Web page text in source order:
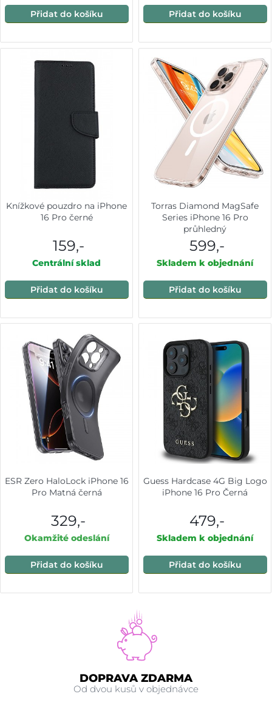
Přidat do košíku Přidat do košíku
Knížkové pouzdro na iPhone
16 Pro černé
159,-
Centrální sklad
Přidat do košíku
Torras Diamond MagSafe
Series iPhone 16 Pro
průhledný
599,-
Skladem k objednání
Přidat do košíku
ESR Zero HaloLock iPhone 16
Pro Matná černá
329,-
Okamžité odeslání
Přidat do košíku
Guess Hardcase 4G Big Logo
iPhone 16 Pro Černá
479,-
Skladem k objednání
Přidat do košíku
DOPRAVA ZDARMA
Od dvou kusů v objednávce